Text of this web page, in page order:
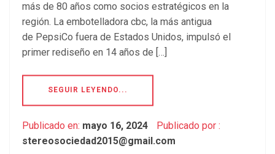
más de 80 años como socios estratégicos en la
región. La embotelladora cbc, la más antigua
de PepsiCo fuera de Estados Unidos, impulsó el
primer rediseño en 14 años de […]
SEGUIR LEYENDO...
Publicado en: mayo 16, 2024
Publicado por :
stereosociedad2015@gmail.com